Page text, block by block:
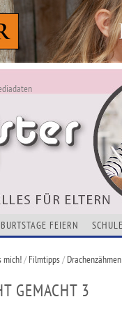
ALSTERKIND -
Alles Neu
FEIERN
mich!/Filmtipps/
GEMACHT 3